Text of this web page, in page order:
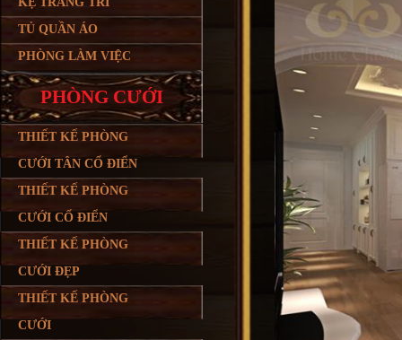
TỦ QUẦN ÁO
PHÒNG LÀM VIỆC
PHÒNG CƯỚI
THIẾT KẾ PHÒNG
CƯỚI TÂN CỔ ĐIỂN
THIẾT KẾ PHÒNG
CƯỚI CỔ ĐIỂN
THIẾT KẾ PHÒNG
CƯỚI ĐẸP
THIẾT KẾ PHÒNG
CƯỚI